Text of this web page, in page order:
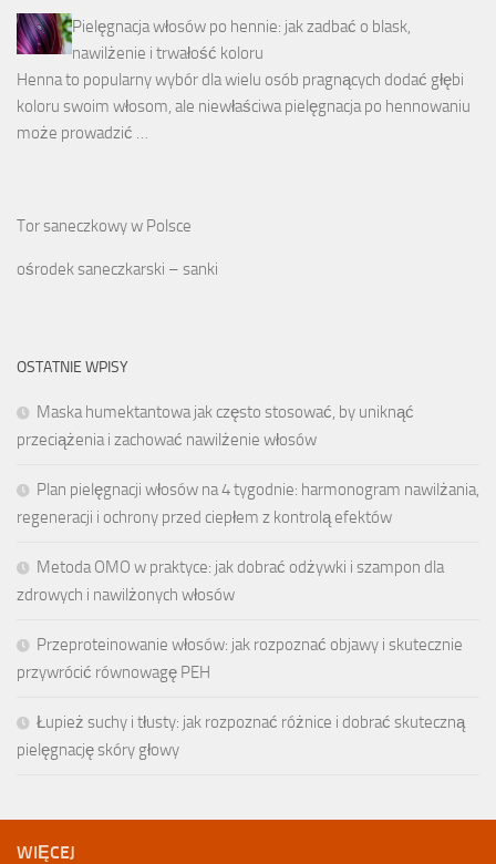
Pielęgnacja włosów po hennie: jak zadbać o blask,
nawilżenie i trwałość koloru
Henna to popularny wybór dla wielu osób pragnących dodać głębi
koloru swoim włosom, ale niewłaściwa pielęgnacja po hennowaniu
może prowadzić …
Tor saneczkowy w Polsce
ośrodek saneczkarski – sanki
OSTATNIE WPISY
Maska humektantowa jak często stosować, by uniknąć
przeciążenia i zachować nawilżenie włosów
Plan pielęgnacji włosów na 4 tygodnie: harmonogram nawilżania,
regeneracji i ochrony przed ciepłem z kontrolą efektów
Metoda OMO w praktyce: jak dobrać odżywki i szampon dla
zdrowych i nawilżonych włosów
Przeproteinowanie włosów: jak rozpoznać objawy i skutecznie
przywrócić równowagę PEH
Łupież suchy i tłusty: jak rozpoznać różnice i dobrać skuteczną
pielęgnację skóry głowy
WIĘCEJ